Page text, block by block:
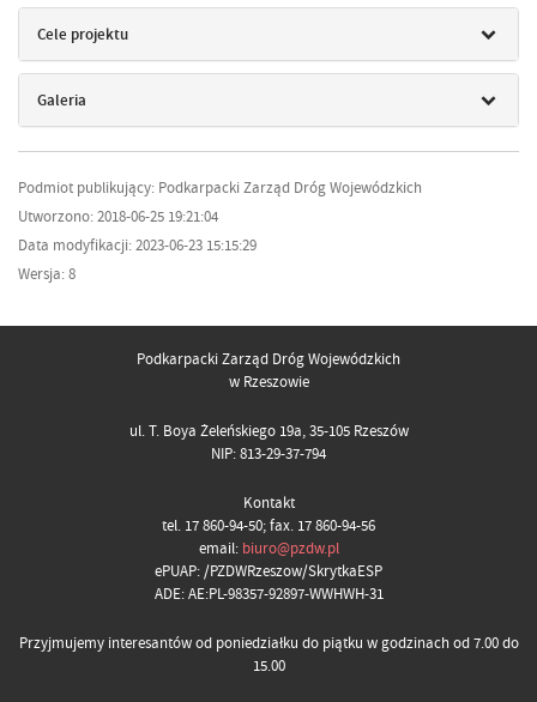
Cele projektu
Galeria
Podmiot publikujący: Podkarpacki Zarząd Dróg Wojewódzkich
Utworzono: 2018-06-25 19:21:04
Data modyfikacji: 2023-06-23 15:15:29
Wersja: 8
Podkarpacki Zarząd Dróg Wojewódzkich
w Rzeszowie
ul. T. Boya Żeleńskiego 19a, 35-105 Rzeszów
NIP: 813-29-37-794
Kontakt
tel. 17 860-94-50; fax. 17 860-94-56
email: biuro@pzdw.pl
ePUAP: /PZDWRzeszow/SkrytkaESP
ADE: AE:PL-98357-92897-WWHWH-31
Przyjmujemy interesantów od poniedziałku do piątku w godzinach od 7.00 do
15.00